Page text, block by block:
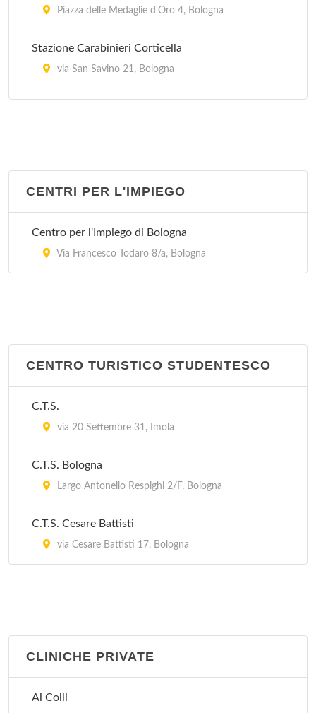
Piazza delle Medaglie d'Oro 4, Bologna
Stazione Carabinieri Corticella
via San Savino 21, Bologna
via Cipriani 25, Bologna
CENTRI PER L'IMPIEGO
Centro per l'Impiego di Bologna
Via Francesco Todaro 8/a, Bologna
CENTRO TURISTICO STUDENTESCO
C.T.S.
via 20 Settembre 31, Imola
C.T.S. Bologna
Largo Antonello Respighi 2/F, Bologna
C.T.S. Cesare Battisti
via Cesare Battisti 17, Bologna
CLINICHE PRIVATE
Ai Colli